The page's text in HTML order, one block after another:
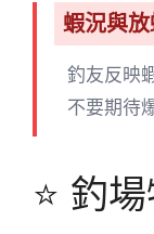
蝦況與
釣友反映
不要期待
⭐ 釣